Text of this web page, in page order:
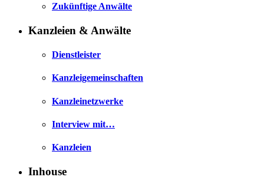
Zukünftige Anwälte
Kanzleien & Anwälte
Dienstleister
Kanzleigemeinschaften
Kanzleinetzwerke
Interview mit…
Kanzleien
Inhouse